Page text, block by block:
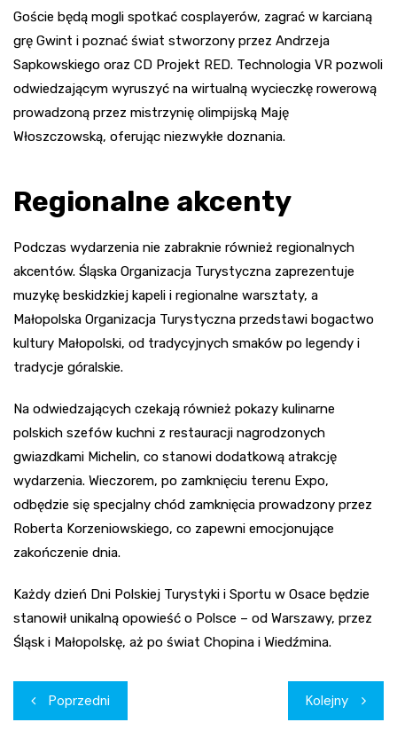
Goście będą mogli spotkać cosplayerów, zagrać w karcianą
grę Gwint i poznać świat stworzony przez Andrzeja
Sapkowskiego oraz CD Projekt RED. Technologia VR pozwoli
odwiedzającym wyruszyć na wirtualną wycieczkę rowerową
prowadzoną przez mistrzynię olimpijską Maję
Włoszczowską, oferując niezwykłe doznania.
Regionalne akcenty
Podczas wydarzenia nie zabraknie również regionalnych
akcentów. Śląska Organizacja Turystyczna zaprezentuje
muzykę beskidzkiej kapeli i regionalne warsztaty, a
Małopolska Organizacja Turystyczna przedstawi bogactwo
kultury Małopolski, od tradycyjnych smaków po legendy i
tradycje góralskie.
Na odwiedzających czekają również pokazy kulinarne
polskich szefów kuchni z restauracji nagrodzonych
gwiazdkami Michelin, co stanowi dodatkową atrakcję
wydarzenia. Wieczorem, po zamknięciu terenu Expo,
odbędzie się specjalny chód zamknięcia prowadzony przez
Roberta Korzeniowskiego, co zapewni emocjonujące
zakończenie dnia.
Każdy dzień Dni Polskiej Turystyki i Sportu w Osace będzie
stanowił unikalną opowieść o Polsce – od Warszawy, przez
Śląsk i Małopolskę, aż po świat Chopina i Wiedźmina.
Nawigacja
wpisu
Poprzedni Kolejny